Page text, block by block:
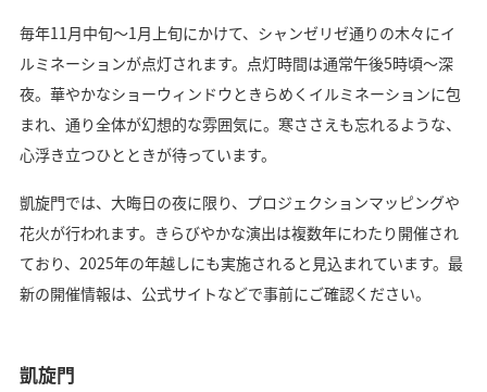
毎年11月中旬〜1月上旬にかけて、シャンゼリゼ通りの木々にイ
ルミネーションが点灯されます。点灯時間は通常午後5時頃〜深
夜。華やかなショーウィンドウときらめくイルミネーションに包
まれ、通り全体が幻想的な雰囲気に。寒ささえも忘れるような、
心浮き立つひとときが待っています。
凱旋門では、大晦日の夜に限り、プロジェクションマッピングや
花火が行われます。きらびやかな演出は複数年にわたり開催され
ており、2025年の年越しにも実施されると見込まれています。最
新の開催情報は、公式サイトなどで事前にご確認ください。
凱旋門